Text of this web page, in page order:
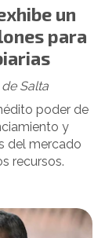
un
para
Salta
poder de
y
del mercado
recursos.